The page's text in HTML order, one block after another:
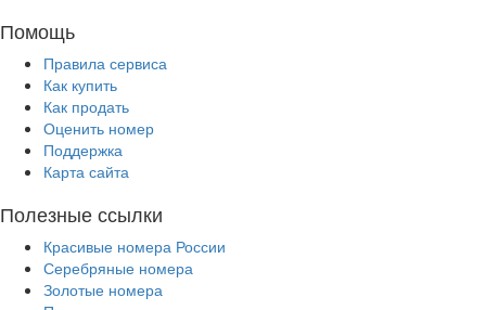
Помощь
Правила сервиса
Как купить
Как продать
Оценить номер
Поддержка
Карта сайта
Полезные ссылки
Красивые номера России
Серебряные номера
Золотые номера